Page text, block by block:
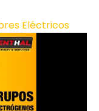
Eléctricos